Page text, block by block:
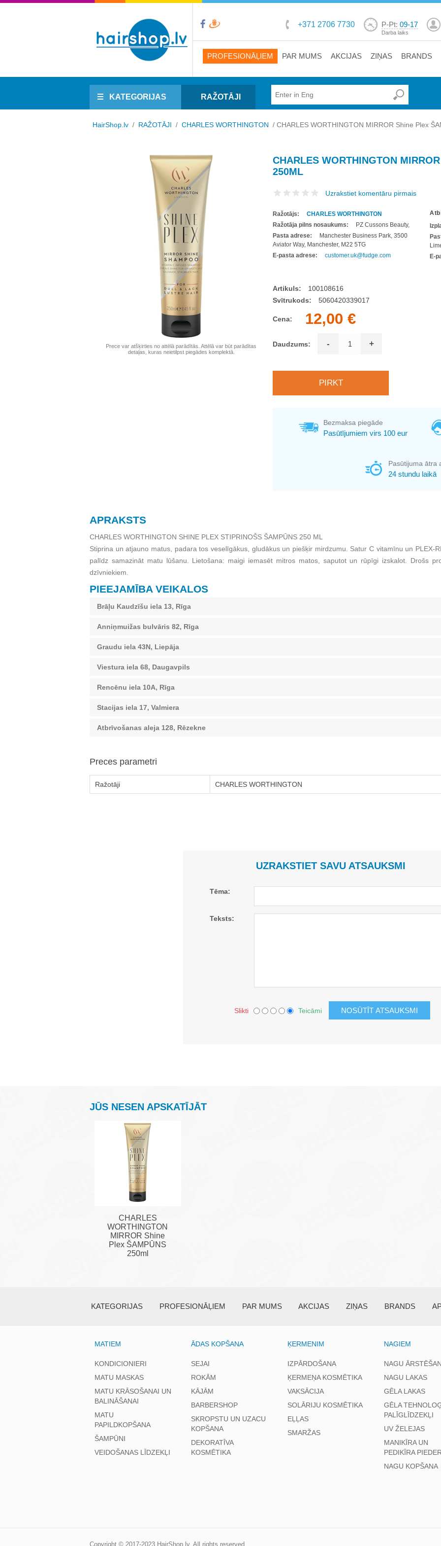
+371 2706 7730 P-Pt: 09-17
Darba laiks
PROFESIONĀĻIEM PAR MUMS AKCIJAS ZIŅAS BRANDS
KATEGORIJAS RAŽOTĀJI
HairShop.lv / RAŽOTĀJI / CHARLES WORTHINGTON / CHARLES WORTHINGTON MIRROR Shine Plex
Prece var atšķirties no attēlā parādītās. Attēlā var būt parādītas
detaļas, kuras neietilpst piegādes komplektā.
CHARLES WORTHINGTON
250ML
Uzrakstiet komentāru pirmais
Ražotājs:
CHARLES WORTHINGTON
Ražotāja pilns nosaukums:
PZ Cussons Beauty,
Pasta adrese:
Manchester Business Park, 3500
Aviator Way, Manchester, M22 5TG
E-pasta adrese:
customer.uk@fudge.com
E-
Artikuls:
100108616
Svītrukods:
5060420339017
Cena: 12,00 €
Daudzums: - +
Bezmaksa piegāde
Pasūtījumiem virs 100 eur
Pasūtijuma ātra
24 stundu laikā
APRAKSTS
CHARLES WORTHINGTON SHINE PLEX STIPRINOŠS ŠAMPŪNS 250 ML
Stiprina un atjauno matus, padara tos veselīgākus, gludākus un piešķir mirdzumu. Satur C vitamīnu un PLEX-
palīdz samazināt matu lūšanu. Lietošana: maigi iemasēt mitros matos, saputot un rūpīgi izskalot. Drošs
dzīvniekiem.
PIEEJAMĪBA VEIKALOS
Brāļu Kaudzīšu iela 13, Rīga
Anniņmuižas bulvāris 82, Rīga
Graudu iela 43N, Liepāja
Viestura iela 68, Daugavpils
Rencēnu iela 10A, Rīga
Stacijas iela 17, Valmiera
Atbrīvošanas aleja 128, Rēzekne
Preces parametri
Ražotāji CHARLES WORTHINGTON
UZRAKSTIET SAVU ATSAUKSMI
Tēma:
Teksts:
Slikti Teicāmi
JŪS NESEN APSKATĪJĀT
CHARLES
WORTHINGTON
MIRROR Shine
Plex ŠAMPŪNS
250ml
KATEGORIJAS PROFESIONĀĻIEM PAR MUMS AKCIJAS ZIŅAS BRANDS
MATIEM
KONDICIONIERI
MATU MASKAS
MATU KRĀSOŠANAI UN
BALINĀŠANAI
MATU
PAPILDKOPŠANA
ŠAMPŪNI
VEIDOŠANAS LĪDZEKĻI
ĀDAS KOPŠANA
SEJAI
ROKĀM
KĀJĀM
BARBERSHOP
SKROPSTU UN UZACU
KOPŠANA
DEKORATĪVA
KOSMĒTIKA
ĶERMENIM
IZPĀRDOŠANA
ĶERMEŅA KOSMĒTIKA
VAKSĀCIJA
SOLĀRIJU KOSMĒTIKA
EĻĻAS
SMARŽAS
NAGIEM
NAGU
NAGU LAKAS
GĒLA LAKAS
GĒLA
PALĪGLĪDZEKĻI
UV ŽELEJAS
MANIKĪRA UN
PEDIKĪRA
NAGU KOPŠANA
Copyright © 2017-2023 HairShop.lv, All rights reserved.